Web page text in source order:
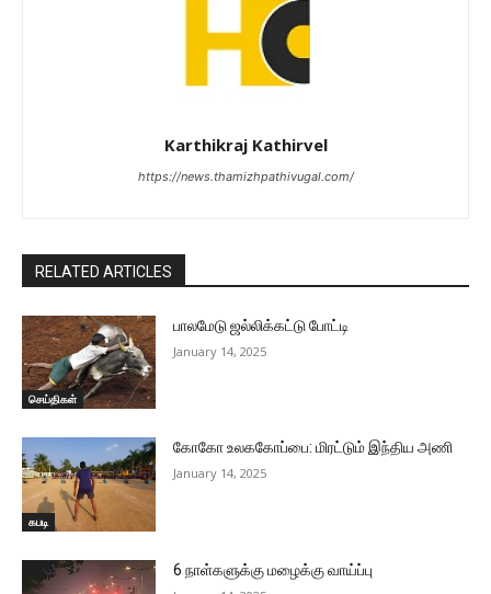
Karthikraj Kathirvel
https://news.thamizhpathivugal.com/
RELATED ARTICLES
செய்திகள்
பாலமேடு ஜல்லிக்கட்டு போட்டி
January 14, 2025
கபடி
கோகோ உலககோப்பை: மிரட்டும் இந்திய அணி
January 14, 2025
6 நாள்களுக்கு மழைக்கு வாய்ப்பு